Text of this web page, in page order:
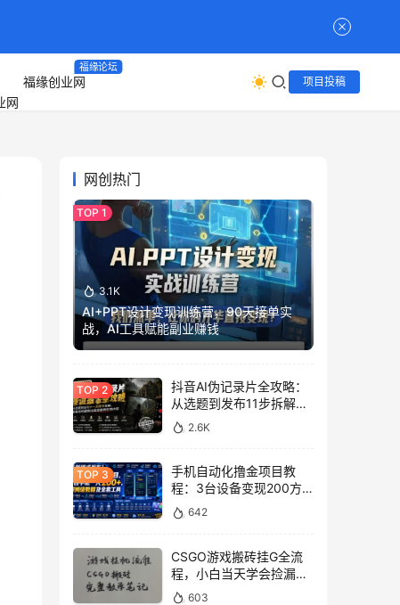
福缘创业网
福缘论坛
项目投稿
网创热门
3.1K
AI+PPT设计变现训练营，90天接单实
战，AI工具赋能副业赚钱
抖音AI伪记录片全攻略：
从选题到发布11步拆解，
零基础做出高流量真实感
内容
2.6K
手机自动化撸金项目教
程：3台设备变现200方
法，零门槛脚本工具与平
台玩法
642
CSGO游戏搬砖挂G全流
程，小白当天学会捡漏见
收益603